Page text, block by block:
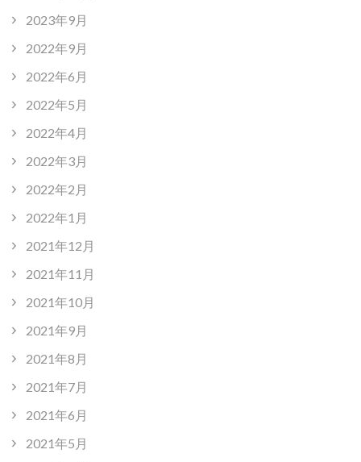
2023年9月
2022年9月
2022年6月
2022年5月
2022年4月
2022年3月
2022年2月
2022年1月
2021年12月
2021年11月
2021年10月
2021年9月
2021年8月
2021年7月
2021年6月
2021年5月